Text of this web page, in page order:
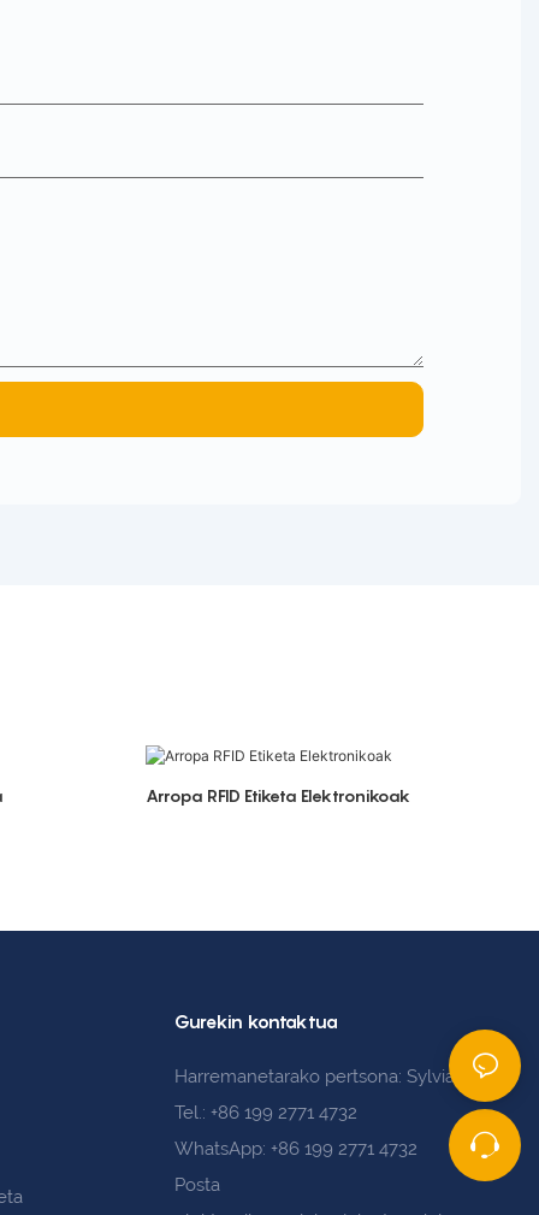
Arropa RFID Etiketa Elektronikoak
Gurekin kontaktua
Harremanetarako pertsona: Sylvia Sun
Tel.: +86 199 2771 4732
WhatsApp: +86 199 2771 4732
Posta